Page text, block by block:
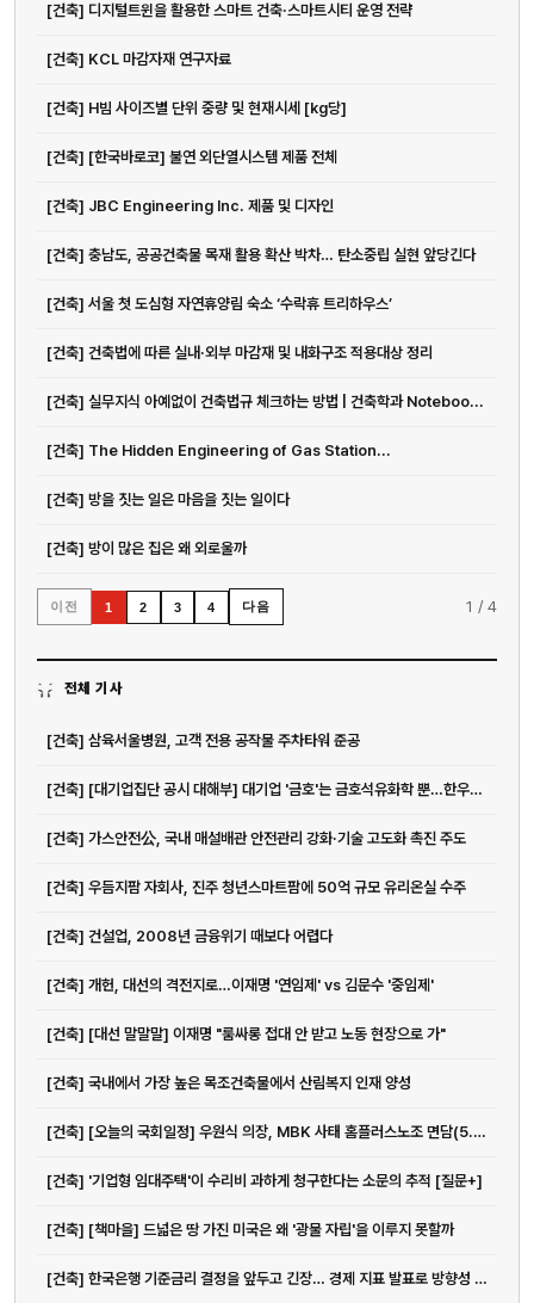
[건축] 디지털트윈을 활용한 스마트 건축·스마트시티 운영 전략
[건축] KCL 마감자재 연구자료
[건축] H빔 사이즈별 단위 중량 및 현재시세 [kg당]
[건축] [한국바로코] 불연 외단열시스템 제품 전체
[건축] JBC Engineering Inc. 제품 및 디자인
[건축] 충남도, 공공건축물 목재 활용 확산 박차… 탄소중립 실현 앞당긴다
[건축] 서울 첫 도심형 자연휴양림 숙소 ‘수락휴 트리하우스’
[건축] 건축법에 따른 실내·외부 마감재 및 내화구조 적용대상 정리
[건축] 실무지식 아예없이 건축법규 체크하는 방법 | 건축학과 Noteboo...
[건축] The Hidden Engineering of Gas Station...
[건축] 방을 짓는 일은 마음을 짓는 일이다
[건축] 방이 많은 집은 왜 외로울까
이전 1 2 3 4 다음 1 /4
전체 기사
[건축] 삼육서울병원, 고객 전용 공작물 주차타워 준공
[건축] [대기업집단 공시 대해부] 대기업 '금호'는 금호석유화학 뿐…한우물 전...
[건축] 가스안전公, 국내 매설배관 안전관리 강화·기술 고도화 촉진 주도
[건축] 우듬지팜 자회사, 진주 청년스마트팜에 50억 규모 유리온실 수주
[건축] 건설업, 2008년 금융위기 때보다 어렵다
[건축] 개헌, 대선의 격전지로…이재명 '연임제' vs 김문수 '중임제'
[건축] [대선 말말말] 이재명 "룸싸롱 접대 안 받고 노동 현장으로 가"
[건축] 국내에서 가장 높은 목조건축물에서 산림복지 인재 양성
[건축] [오늘의 국회일정] 우원식 의장, MBK 사태 홈플러스노조 면담(5.22)
[건축] '기업형 임대주택'이 수리비 과하게 청구한다는 소문의 추적 [질문+]
[건축] [책마을] 드넓은 땅 가진 미국은 왜 '광물 자립'을 이루지 못할까
[건축] 한국은행 기준금리 결정을 앞두고 긴장… 경제 지표 발표로 방향성 주목